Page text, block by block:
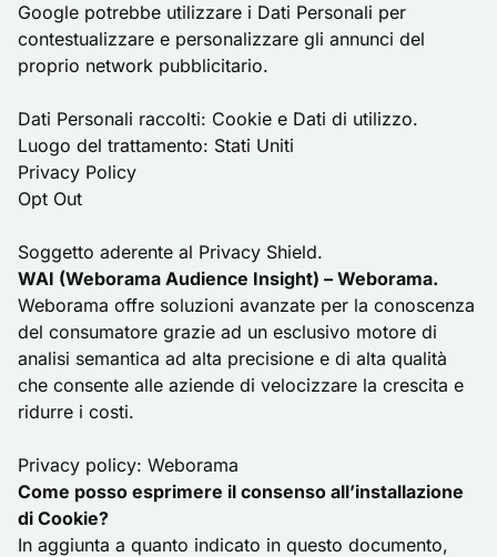
Google potrebbe utilizzare i Dati Personali per
contestualizzare e personalizzare gli annunci del
proprio network pubblicitario.
Dati Personali raccolti: Cookie e Dati di utilizzo.
Luogo del trattamento: Stati Uniti
Privacy Policy
Opt Out
Soggetto aderente al Privacy Shield.
WAI (Weborama Audience Insight) – Weborama.
Weborama offre soluzioni avanzate per la conoscenza
del consumatore grazie ad un esclusivo motore di
analisi semantica ad alta precisione e di alta qualità
che consente alle aziende di velocizzare la crescita e
ridurre i costi.
Privacy policy: Weborama
Come posso esprimere il consenso all’installazione
di Cookie?
In aggiunta a quanto indicato in questo documento,